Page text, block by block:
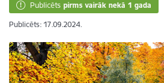
Publicēts pirms vairāk nekā 1 gada
Publicēts: 17.09.2024.